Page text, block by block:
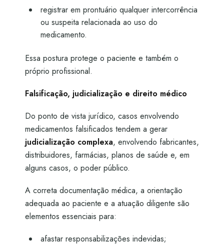
registrar em prontuário qualquer intercorrência
ou suspeita relacionada ao uso do
medicamento.
Essa postura protege o paciente e também o
próprio profissional.
Falsificação, judicialização e direito médico
Do ponto de vista jurídico, casos envolvendo
medicamentos falsificados tendem a gerar
judicialização complexa, envolvendo fabricantes,
distribuidores, farmácias, planos de saúde e, em
alguns casos, o poder público.
A correta documentação médica, a orientação
adequada ao paciente e a atuação diligente são
elementos essenciais para:
afastar responsabilizações indevidas;